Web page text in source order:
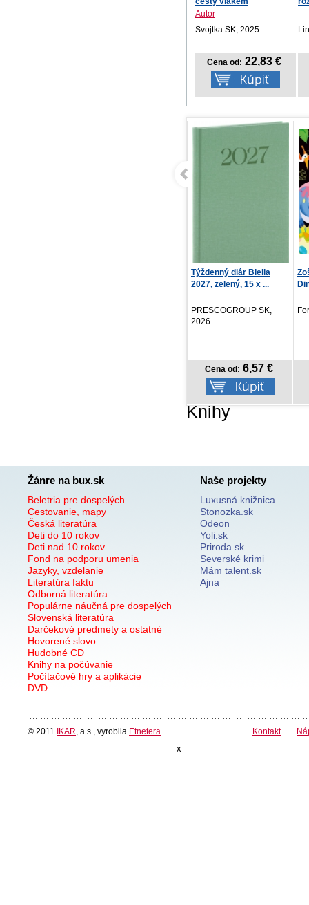
Autor
Svojtka SK, 2025
Cena od: 22,83 €
Týždenný diár Biella
2027, zelený, 15 x ...
PRESCOGROUP SK,
6,57 €
Knihy
Žánre na bux.sk
Beletria pre dospelých
Cestovanie, mapy
Česká literatúra
Deti do 10 rokov
Deti nad 10 rokov
Fond na podporu umenia
Jazyky, vzdelanie
Literatúra faktu
Odborná literatúra
Populárne náučná pre dospelých
Slovenská literatúra
Darčekové predmety a ostatné
Hovorené slovo
Hudobné CD
Knihy na počúvanie
Počítačové hry a aplikácie
DVD
Naše projekty
Luxusná knižnica
Stonozka.sk
Odeon
Yoli.sk
Priroda.sk
Severské krimi
Mám talent.sk
Ajna
© 2011 IKAR , a.s., vyrobila Etnetera Kontakt
x